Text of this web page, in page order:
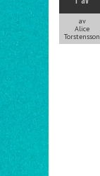
av
Alice
Torstensson